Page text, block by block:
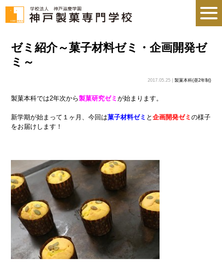
ゼミ紹介～菓子材料ゼミ・企画開発ゼ
ミ～
2017.05.25 | 製菓本科(昼2年制)
製菓本科では2年次から製菓研究ゼミが始まります。
新学期が始まって１ヶ月、今回は菓子材料ゼミ と企画開発ゼミの様子
をお届けします！